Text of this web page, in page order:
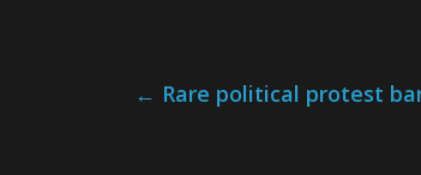
← Rare political protest